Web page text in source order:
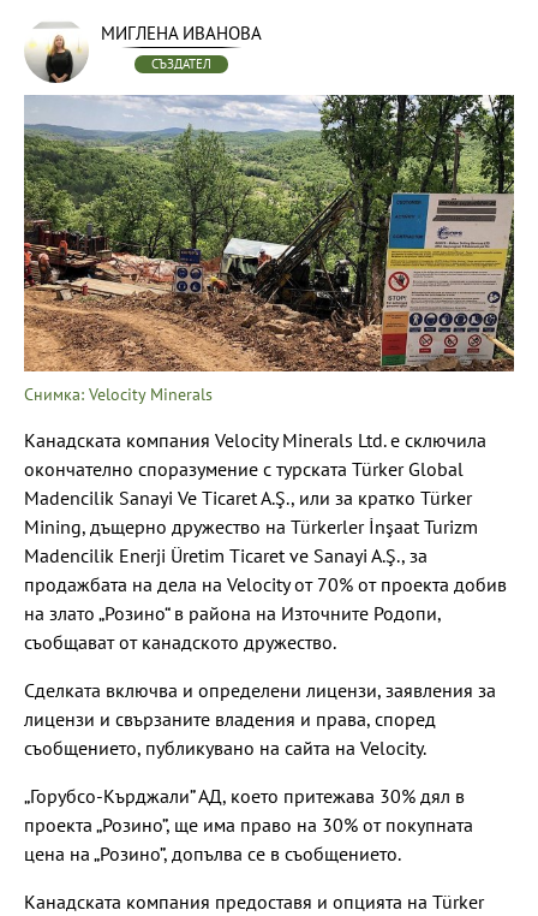
МИГЛЕНА ИВАНОВА
СЪЗДАТЕЛ
Снимка: Velocity Minerals
Канадската компания Velocity Minerals Ltd. е сключила
окончателно споразумение с турската Türker Global
Madencilik Sanayi Ve Ticaret A.Ş., или за кратко Türker
Mining, дъщерно дружество на Türkerler İnşaat Turizm
Madencilik Enerji Üretim Ticaret ve Sanayi A.Ş., за
продажбата на дела на Velocity от 70% от проекта добив
на злато „Розино“ в района на Източните Родопи,
съобщават от канадското дружество.
Сделката включва и определени лицензи, заявления за
лицензи и свързаните владения и права, според
съобщението, публикувано на сайта на Velocity.
„Горубсо-Кърджали” АД, което притежава 30% дял в
проекта „Розино”, ще има право на 30% от покупната
цена на „Розино”, допълва се в съобщението.
Канадската компания предоставя и опцията на Türker